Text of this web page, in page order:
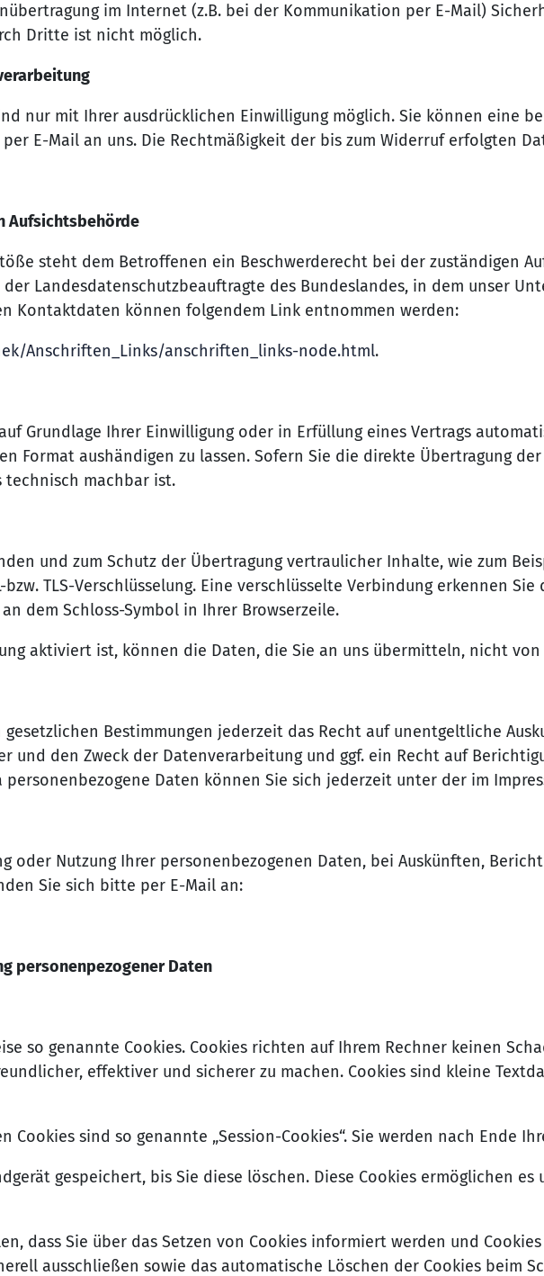
im Internet (z.B. bei der Kommunikation per E-Mail)
Dritte ist nicht möglich.
nur mit Ihrer ausdrücklichen Einwilligung möglich. Sie können eine
E-Mail an uns. Die Rechtmäßigkeit der bis zum Widerruf erfolgten
Aufsichtsbehörde
steht dem Betroffenen ein Beschwerderecht bei der zuständigen
Landesdatenschutzbeauftragte des Bundeslandes, in dem unser
Kontaktdaten können folgendem Link entnommen werden:
Anschriften_Links/anschriften_links-node.html.
Grundlage Ihrer Einwilligung oder in Erfüllung eines Vertrags
Format aushändigen zu lassen. Sofern Sie die direkte Übertragung
technisch machbar ist.
und zum Schutz der Übertragung vertraulicher Inhalte, wie zum
TLS-Verschlüsselung. Eine verschlüsselte Verbindung erkennen
dem Schloss-Symbol in Ihrer Browserzeile.
aktiviert ist, können die Daten, die Sie an uns übermitteln, nicht
Bestimmungen jederzeit das Recht auf unentgeltliche
und den Zweck der Datenverarbeitung und ggf. ein Recht auf
personenbezogene Daten können Sie sich jederzeit unter der im
oder Nutzung Ihrer personenbezogenen Daten, bei Auskünften,
Sie sich bitte per E-Mail an:
personenpezogener Daten
so genannte Cookies. Cookies richten auf Ihrem Rechner keinen
effektiver und sicherer zu machen. Cookies sind kleine
sind so genannte „Session-Cookies“. Sie werden nach Ende
gespeichert, bis Sie diese löschen. Diese Cookies ermöglichen es
dass Sie über das Setzen von Cookies informiert werden und
ausschließen sowie das automatische Löschen der Cookies beim